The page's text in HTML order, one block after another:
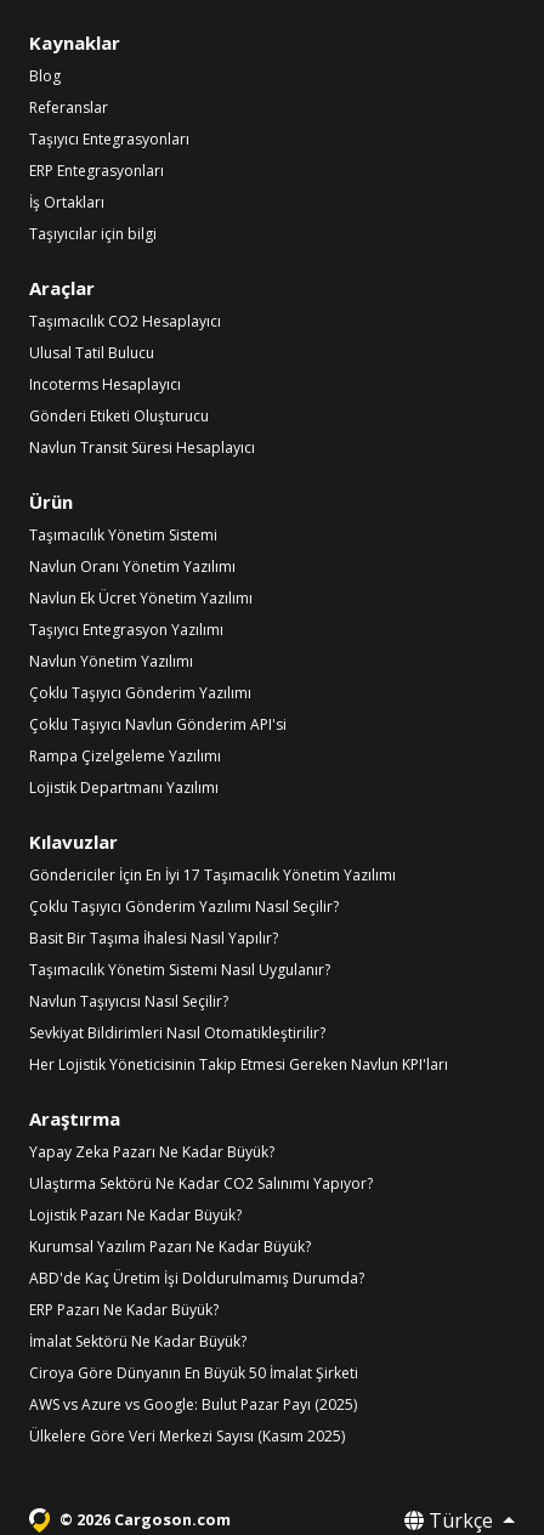
Kaynaklar
Blog
Referanslar
Taşıyıcı Entegrasyonları
ERP Entegrasyonları
İş Ortakları
Taşıyıcılar için bilgi
Araçlar
Taşımacılık CO2 Hesaplayıcı
Ulusal Tatil Bulucu
Incoterms Hesaplayıcı
Gönderi Etiketi Oluşturucu
Navlun Transit Süresi Hesaplayıcı
Ürün
Taşımacılık Yönetim Sistemi
Navlun Oranı Yönetim Yazılımı
Navlun Ek Ücret Yönetim Yazılımı
Taşıyıcı Entegrasyon Yazılımı
Navlun Yönetim Yazılımı
Çoklu Taşıyıcı Gönderim Yazılımı
Çoklu Taşıyıcı Navlun Gönderim API'si
Rampa Çizelgeleme Yazılımı
Lojistik Departmanı Yazılımı
Kılavuzlar
Göndericiler İçin En İyi 17 Taşımacılık Yönetim Yazılımı
Çoklu Taşıyıcı Gönderim Yazılımı Nasıl Seçilir?
Basit Bir Taşıma İhalesi Nasıl Yapılır?
Taşımacılık Yönetim Sistemi Nasıl Uygulanır?
Navlun Taşıyıcısı Nasıl Seçilir?
Sevkiyat Bildirimleri Nasıl Otomatikleştirilir?
Her Lojistik Yöneticisinin Takip Etmesi Gereken Navlun KPI'ları
Araştırma
Yapay Zeka Pazarı Ne Kadar Büyük?
Ulaştırma Sektörü Ne Kadar CO2 Salınımı Yapıyor?
Lojistik Pazarı Ne Kadar Büyük?
Kurumsal Yazılım Pazarı Ne Kadar Büyük?
ABD'de Kaç Üretim İşi Doldurulmamış Durumda?
ERP Pazarı Ne Kadar Büyük?
İmalat Sektörü Ne Kadar Büyük?
Ciroya Göre Dünyanın En Büyük 50 İmalat Şirketi
AWS vs Azure vs Google: Bulut Pazar Payı (2025)
Ülkelere Göre Veri Merkezi Sayısı (Kasım 2025)
© 2026 Cargoson.com Türkçe